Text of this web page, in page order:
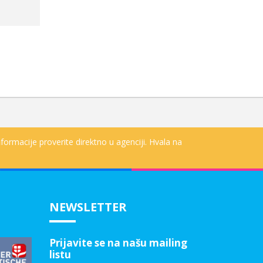
proverite direktno u agenciji. Hvala na
NEWSLETTER
Prijavite se na našu mailing
listu